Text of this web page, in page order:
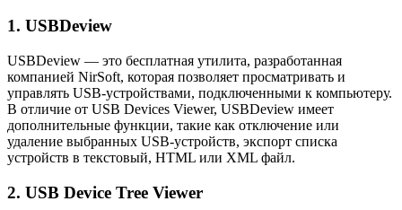
1. USBDeview
USBDeview — это бесплатная утилита, разработанная
компанией NirSoft, которая позволяет просматривать и
управлять USB-устройствами, подключенными к компьютеру.
В отличие от USB Devices Viewer, USBDeview имеет
дополнительные функции, такие как отключение или
удаление выбранных USB-устройств, экспорт списка
устройств в текстовый, HTML или XML файл.
2. USB Device Tree Viewer